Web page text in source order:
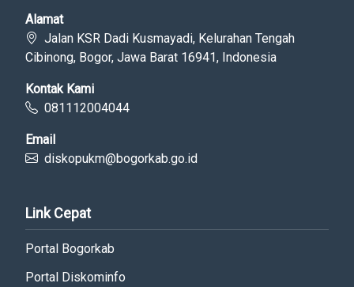
Alamat
Jalan KSR Dadi Kusmayadi, Kelurahan Tengah
Cibinong, Bogor, Jawa Barat 16941, Indonesia
Kontak Kami
081112004044
Email
diskopukm@bogorkab.go.id
Link Cepat
Portal Bogorkab
Portal Diskominfo